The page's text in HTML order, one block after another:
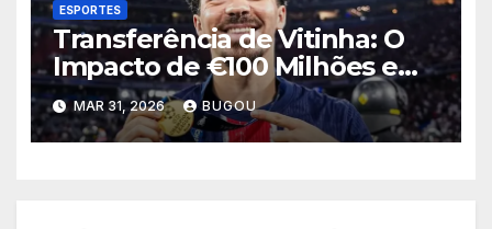
ESPORTES
Transferência de Vitinha: O
Impacto de €100 Milhões em
2026
MAR 31, 2026 BUGOU